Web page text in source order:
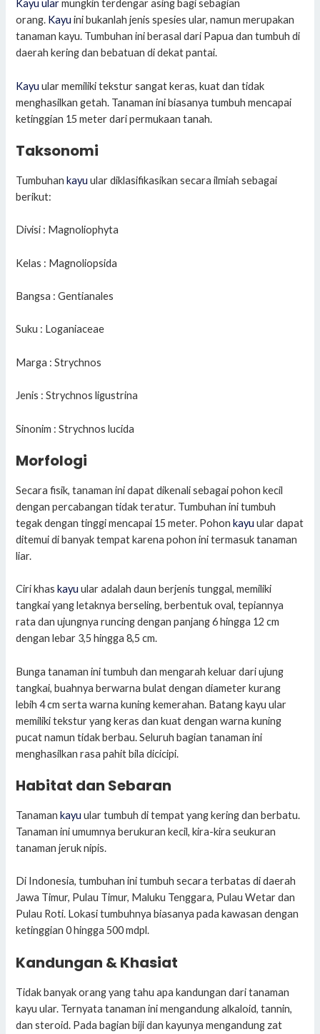
Kayu ularmungkin terdengar asing bagi sebagian
orang. Kayu ini bukanlah jenis spesies ular, namun merupakan
tanaman kayu. Tumbuhan ini berasal dari Papua dan tumbuh di
daerah kering dan bebatuan di dekat pantai.
Kayu ular memiliki tekstur sangat keras, kuat dan tidak
menghasilkan getah. Tanaman ini biasanya tumbuh mencapai
ketinggian 15 meter dari permukaan tanah.
Taksonomi
Tumbuhankayu ular diklasifikasikan secara ilmiah sebagai
berikut:
Divisi : Magnoliophyta
Kelas : Magnoliopsida
Bangsa : Gentianales
Suku : Loganiaceae
Marga : Strychnos
Jenis : Strychnos ligustrina
Sinonim : Strychnos lucida
Morfologi
Secara fisik, tanaman ini dapat dikenali sebagai pohon kecil
dengan percabangan tidak teratur. Tumbuhan ini tumbuh
tegak dengan tinggi mencapai 15 meter. Pohonkayu ular dapat
ditemui di banyak tempat karena pohon ini termasuk tanaman
liar.
Ciri khaskayu ular adalah daun berjenis tunggal, memiliki
tangkai yang letaknya berseling, berbentuk oval, tepiannya
rata dan ujungnya runcing dengan panjang 6 hingga 12 cm
dengan lebar 3,5 hingga 8,5 cm.
Bunga tanaman ini tumbuh dan mengarah keluar dari ujung
tangkai, buahnya berwarna bulat dengan diameter kurang
lebih 4 cm serta warna kuning kemerahan. Batang kayu ular
memiliki tekstur yang keras dan kuat dengan warna kuning
pucat namun tidak berbau. Seluruh bagian tanaman ini
menghasilkan rasa pahit bila dicicipi.
Habitat dan Sebaran
Tanamankayu ular tumbuh di tempat yang kering dan berbatu.
Tanaman ini umumnya berukuran kecil, kira-kira seukuran
tanaman jeruk nipis.
Di Indonesia, tumbuhan ini tumbuh secara terbatas di daerah
Jawa Timur, Pulau Timur, Maluku Tenggara, Pulau Wetar dan
Pulau Roti. Lokasi tumbuhnya biasanya pada kawasan dengan
ketinggian 0 hingga 500 mdpl.
Kandungan & Khasiat
Tidak banyak orang yang tahu apa kandungan dari tanaman
kayu ular. Ternyata tanaman ini mengandung alkaloid, tannin,
dan steroid. Pada bagian biji dan kayunya mengandung zat